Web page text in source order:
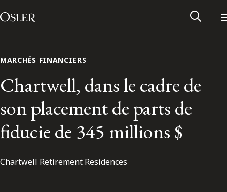
Passer au contenu
Main Navigation
MARCHÉS FINANCIERS
Chartwell, dans le cadre de
son placement de parts de
fiducie de 345 millions $
Chartwell Retirement Residences